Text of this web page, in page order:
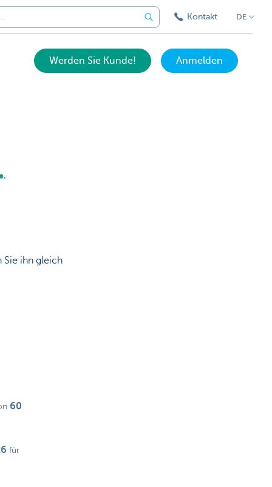
Kontakt DE
Werden Sie Kunde! Anmelden
Sie ihn gleich
60
für